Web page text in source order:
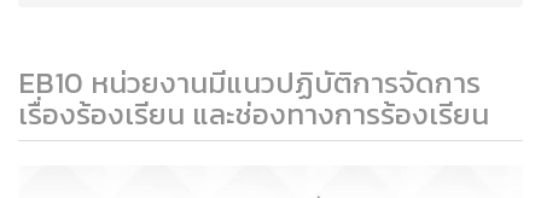
EB10 หน่วยงานมีแนวปฏิบัติการจัดการ
เรื่องร้องเรียน และช่องทางการร้องเรียน